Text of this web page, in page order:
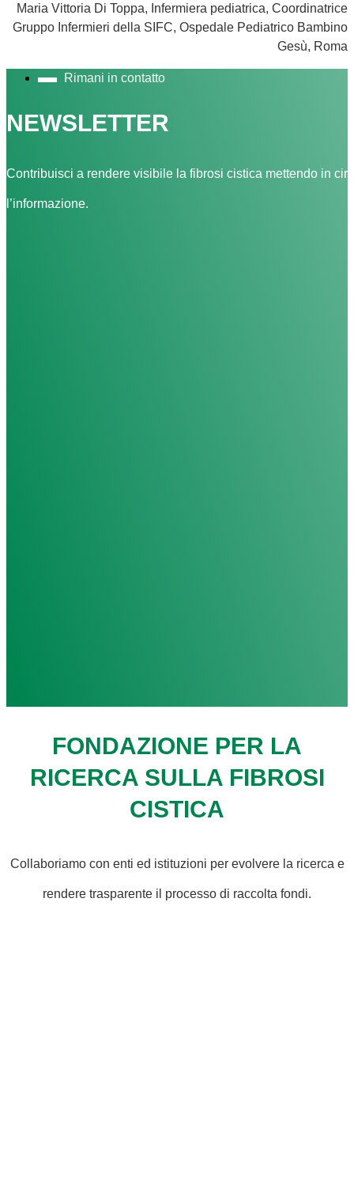
Maria Vittoria Di Toppa, Infermiera pediatrica, Coordinatrice
Gruppo Infermieri della SIFC, Ospedale Pediatrico Bambino
Gesù, Roma
Rimani in contatto
NEWSLETTER
Contribuisci a rendere visibile la fibrosi cistica mettendo in
l’informazione.
FONDAZIONE PER LA
RICERCA SULLA FIBROSI
CISTICA
Collaboriamo con enti ed istituzioni per evolvere la ricerca e
rendere trasparente il processo di raccolta fondi.